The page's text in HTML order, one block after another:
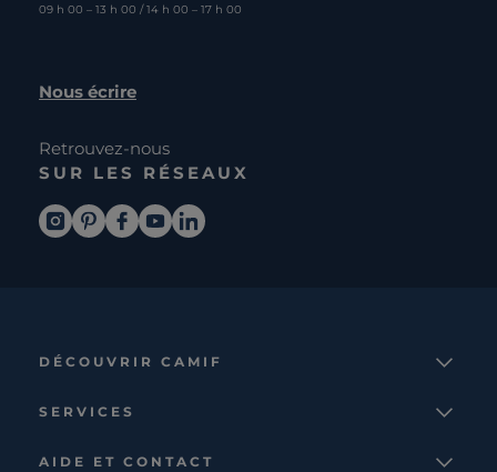
09 h 00 – 13 h 00 / 14 h 00 – 17 h 00
Nous écrire
Retrouvez-nous
SUR LES RÉSEAUX
DÉCOUVRIR CAMIF
Nos collections
SERVICES
AIDE ET CONTACT